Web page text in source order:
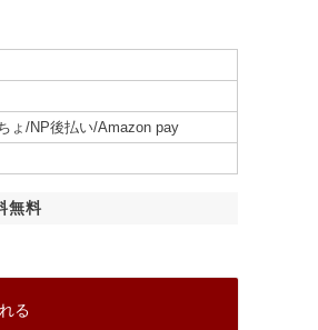
る
ょ/NP後払い/Amazon pay
無料